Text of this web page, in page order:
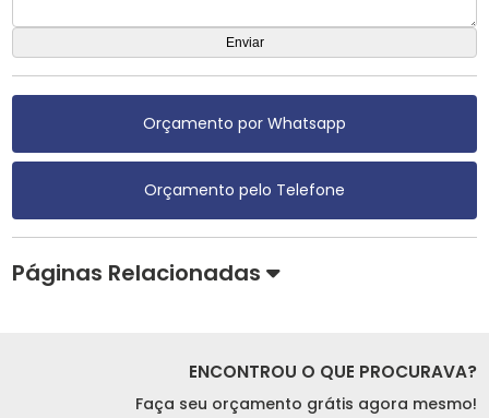
Orçamento por Whatsapp
Orçamento pelo Telefone
Páginas Relacionadas
ENCONTROU O QUE PROCURAVA?
Faça seu orçamento grátis agora mesmo!